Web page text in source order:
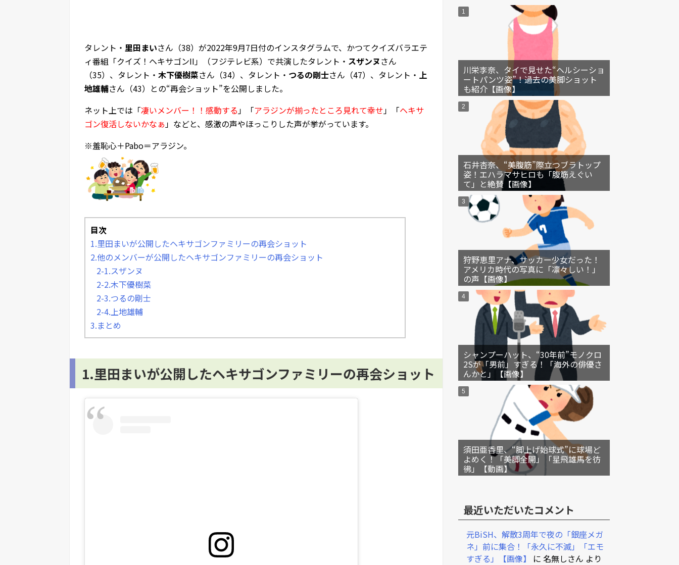
タレント・ 里田まいさん（38）が2022年9月7日付のインスタグラムで、かつてクイズバラエテ
ィ番組「クイズ！ヘキサゴンII」（フジテレビ系）で共演したタレント・ スザンヌさん
（35）、タレント・ 木下優樹菜さん（34）、タレント・ つるの剛士さん（47）、タレント・ 上
地雄輔さん（43）との“再会ショット”を公開しました。
ネット上では「凄いメンバー！！感動する 」「アラジンが揃ったところ見れて幸せ 」「ヘキサ
ゴン復活しないかなぁ 」などと、感激の声やほっこりした声が挙がっています。
※羞恥心＋Pabo＝アラジン。
目次
1.里田まいが公開したヘキサゴンファミリーの再会ショット
2.他のメンバーが公開したヘキサゴンファミリーの再会ショット
2-1.スザンヌ
2-2.木下優樹菜
2-3.つるの剛士
2-4.上地雄輔
3.まとめ
1.里田まいが公開したヘキサゴンファミリーの再会ショット
川栄李奈、タイで見せた“ヘルシーショ
ートパンツ姿”！過去の美脚ショット
も紹介【画像】
石井杏奈、“美腹筋”際立つブラトップ
姿！エハラマサヒロも「腹筋えぐい
て」と絶賛【画像】
狩野恵里アナ、サッカー少女だった！
アメリカ時代の写真に「凛々しい！」
の声【画像】
シャンプーハット、“30年前”モノクロ
2Sが「男前」すぎる！「海外の俳優さ
んかと」【画像】
須田亜香里、“脚上げ始球式”に球場ど
よめく！「美脚全開」「星飛雄馬を彷
彿」【動画】
最近いただいたコメント
元BiSH、解散3周年で夜の「銀座メガ
ネ」前に集合！「永久に不滅」「エモ
すぎる」【画像】
に 名無しさん より